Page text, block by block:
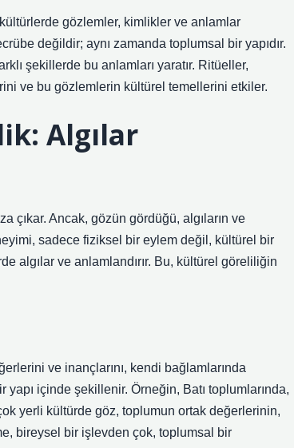
gözlemler, kimlikler ve anlamlar
değildir; aynı zamanda toplumsal bir yapıdır.
şekillerde bu anlamları yaratır. Ritüeller,
ve bu gözlemlerin kültürel temellerini etkiler.
Algılar
çıkar. Ancak, gözün gördüğü, algıların ve
sadece fiziksel bir eylem değil, kültürel bir
algılar ve anlamlandırır. Bu, kültürel göreliliğin
ve inançlarını, kendi bağlamlarında
içinde şekillenir. Örneğin, Batı toplumlarında,
yerli kültürde göz, toplumun ortak değerlerinin,
bireysel bir işlevden çok, toplumsal bir